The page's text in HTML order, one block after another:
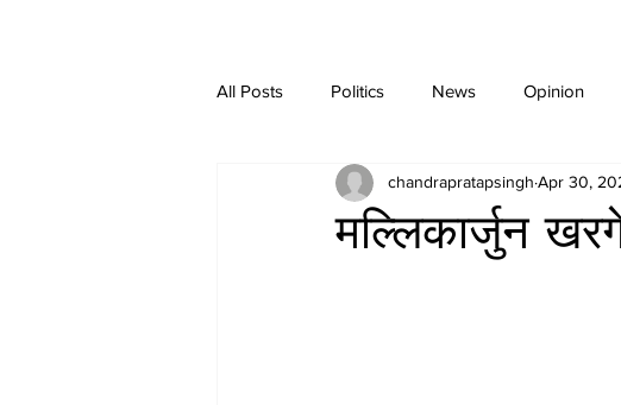
All Posts Politics News Opinion
मल्लिकार्जुन
chandrapratapsingh Apr 30,